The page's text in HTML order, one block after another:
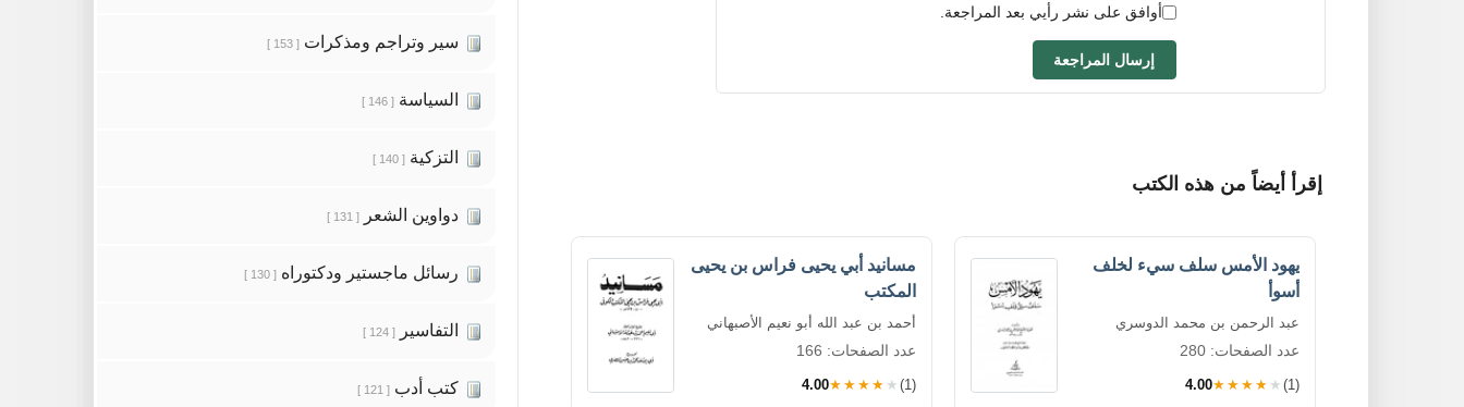
أوافق على نشر رأيي بعد المراجعة.
إرسال المراجعة
إقرأ أيضاً من هذه الكتب
يهود الأمس سلف سيء لخلف
أسوأ
عبد الرحمن بن محمد الدوسري
عدد الصفحات: 280
4.00★★★★★ (1)
مسانيد أبي يحيى فراس بن يحيى
المكتب
أحمد بن عبد الله أبو نعيم الأصبهاني
عدد الصفحات: 166
4.00★★★★★ (1)
سير وتراجم ومذكرات [ 153 ]
السياسة [ 146 ]
التزكية [ 140 ]
دواوين الشعر [ 131 ]
رسائل ماجستير ودكتوراه [ 130 ]
التفاسير [ 124 ]
كتب أدب [ 121 ]